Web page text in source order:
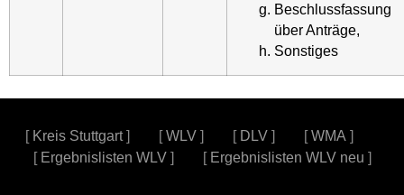
Beschlussfassung
über Anträge,
Sonstiges
[ Kreis Stuttgart] [WLV ] [ DLV ] [WMA ]
[ Ergebnislisten WLV] [ Ergebnislisten WLV neu ]